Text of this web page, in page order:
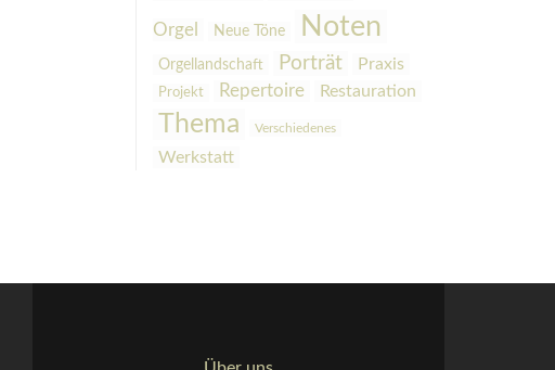
Orgel Neue Töne Noten
Orgellandschaft Porträt Praxis
Projekt Repertoire Restauration
Thema Verschiedenes
Werkstatt